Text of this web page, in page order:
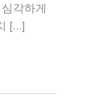
각하게
[…]